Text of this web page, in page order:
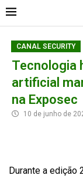
CANAL SECURITY
Tecnologia
artificial
na Exposec
10 de junho de
Durante a edição